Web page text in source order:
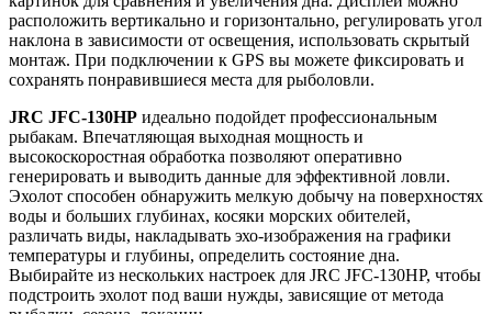
расположить вертикально и горизонтально, регулировать угол
наклона в зависимости от освещения, использовать скрытый
монтаж. При подключении к GPS вы можете фиксировать и
сохранять понравившиеся места для рыболовли.
JRC JFC-130HP идеально подойдет профессиональным
рыбакам. Впечатляющая выходная мощность и
высокоскоростная обработка позволяют оперативно
генерировать и выводить данные для эффективной ловли.
Эхолот способен обнаружить мелкую добычу на поверхностях
воды и больших глубинах, косяки морских обителей,
различать виды, накладывать эхо-изображения на графики
температуры и глубины, определить состояние дна.
Выбирайте из нескольких настроек для JRC JFC-130HP, чтобы
подстроить эхолот под ваши нужды, зависящие от метода